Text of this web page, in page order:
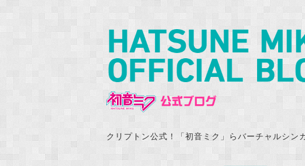
クリプトン公式！「初音ミク」らバーチャルシン